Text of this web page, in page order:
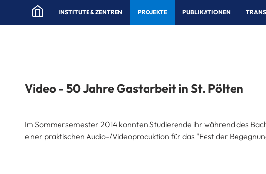
INSTITUTE & ZENTREN PROJEKTE PUBLIKATIONEN
Video - 50 Jahre Gastarbeit in St. Pölten
Im Sommersemester 2014 konnten Studierende ihr während des
einer praktischen Audio-/Videoproduktion für das "Fest der